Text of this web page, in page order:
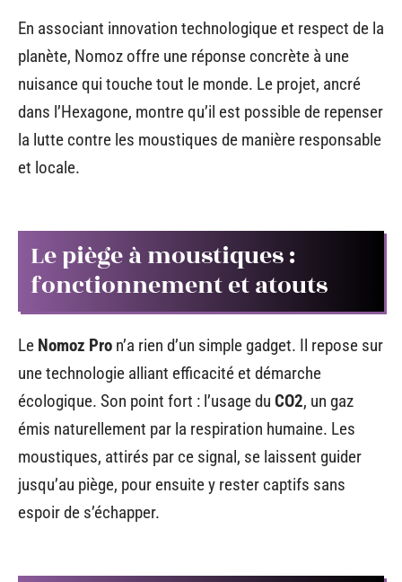
En associant innovation technologique et respect de la
planète, Nomoz offre une réponse concrète à une
nuisance qui touche tout le monde. Le projet, ancré
dans l’Hexagone, montre qu’il est possible de repenser
la lutte contre les moustiques de manière responsable
et locale.
Le piège à moustiques :
fonctionnement et atouts
Le Nomoz Pro n’a rien d’un simple gadget. Il repose sur
une technologie alliant efficacité et démarche
écologique. Son point fort : l’usage du CO2, un gaz
émis naturellement par la respiration humaine. Les
moustiques, attirés par ce signal, se laissent guider
jusqu’au piège, pour ensuite y rester captifs sans
espoir de s’échapper.